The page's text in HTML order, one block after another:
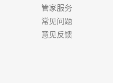
管家服务
常见问题
意见反馈